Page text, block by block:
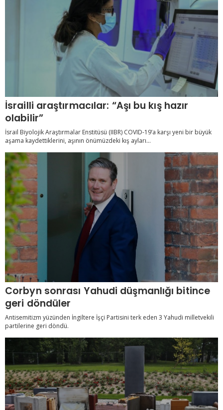
İsrailli araştırmacılar: “Aşı bu kış hazır
olabilir”
İsrail Biyolojik Araştırmalar Enstitüsü (IIBR) COVID-19’a karşı yeni bir büyük
aşama kaydettiklerini, aşının önümüzdeki kış ayları...
Corbyn sonrası Yahudi düşmanlığı bitince
geri döndüler
Antisemitizm yüzünden İngiltere İşçi Partisini terk eden 3 Yahudi milletvekili
partilerine geri döndü.